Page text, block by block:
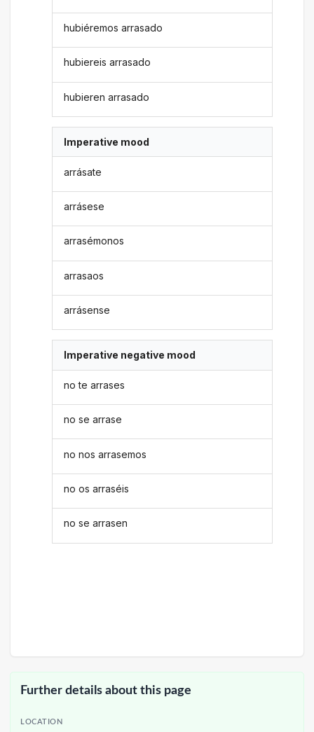
hubiéremos arrasado
hubiereis arrasado
hubieren arrasado
Imperative mood
arrásate
arrásese
arrasémonos
arrasaos
arrásense
Imperative negative mood
no te arrases
no se arrase
no nos arrasemos
no os arraséis
no se arrasen
Further details about this page
LOCATION